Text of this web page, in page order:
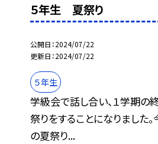
５年生 夏祭り
公開日 2024/07/22
更新日 2024/07/22
５年生
学級会で話し合い、１学期の
祭りをすることになりました
の夏祭り...